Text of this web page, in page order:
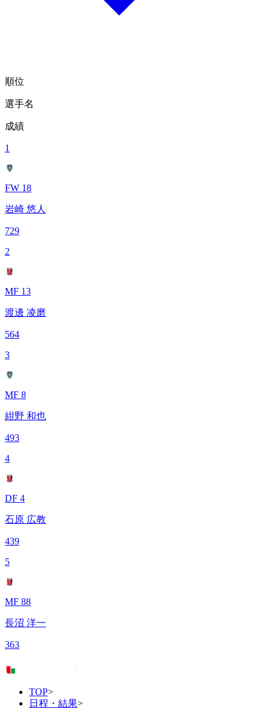
順位
選手名
成績
1
FW 18
岩崎 悠人
729
2
MF 13
渡邊 凌磨
564
3
MF 8
紺野 和也
493
4
DF 4
石原 広教
439
5
MF 88
長沼 洋一
363
TOP>
日程・結果>